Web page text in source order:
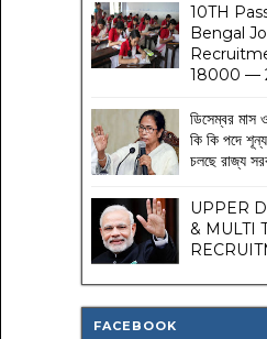
10TH
Bengal
18000 —
ডিসেম্বর মাস
কি কি পদে
চলছে রাজ্য
UPPER
& MULTI
FACEBOOK